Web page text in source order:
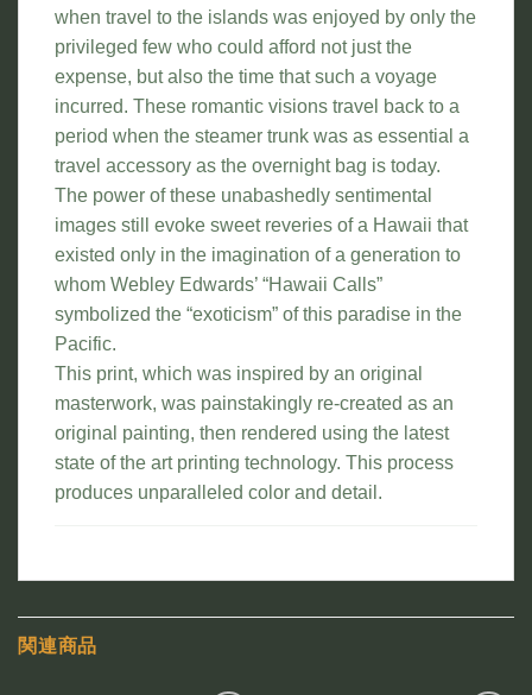
when travel to the islands was enjoyed by only the
privileged few who could afford not just the
expense, but also the time that such a voyage
incurred. These romantic visions travel back to a
period when the steamer trunk was as essential a
travel accessory as the overnight bag is today.
The power of these unabashedly sentimental
images still evoke sweet reveries of a Hawaii that
existed only in the imagination of a generation to
whom Webley Edwards’ “Hawaii Calls”
symbolized the “exoticism” of this paradise in the
Pacific.
This print, which was inspired by an original
masterwork, was painstakingly re-created as an
original painting, then rendered using the latest
state of the art printing technology. This process
produces unparalleled color and detail.
関連商品